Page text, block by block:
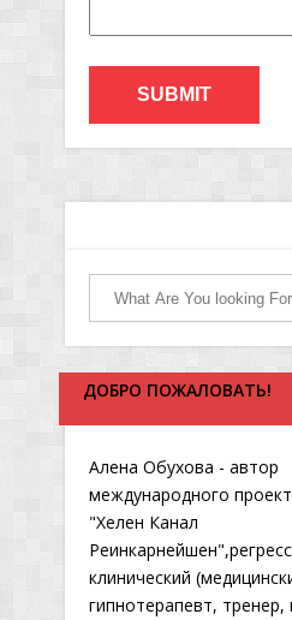
ДОБРО ПОЖАЛОВАТЬ!
Алена Обухова - автор
международного
"Хелен Канал
клинический
гипнотерапевт, тренер,